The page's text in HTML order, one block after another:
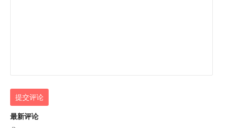
提交评论
最新评论